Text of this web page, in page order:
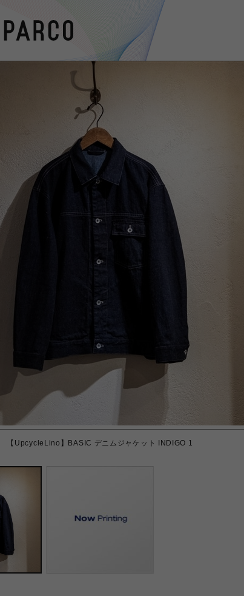
【UpcycleLino】BASIC デニムジャケット INDIGO 1